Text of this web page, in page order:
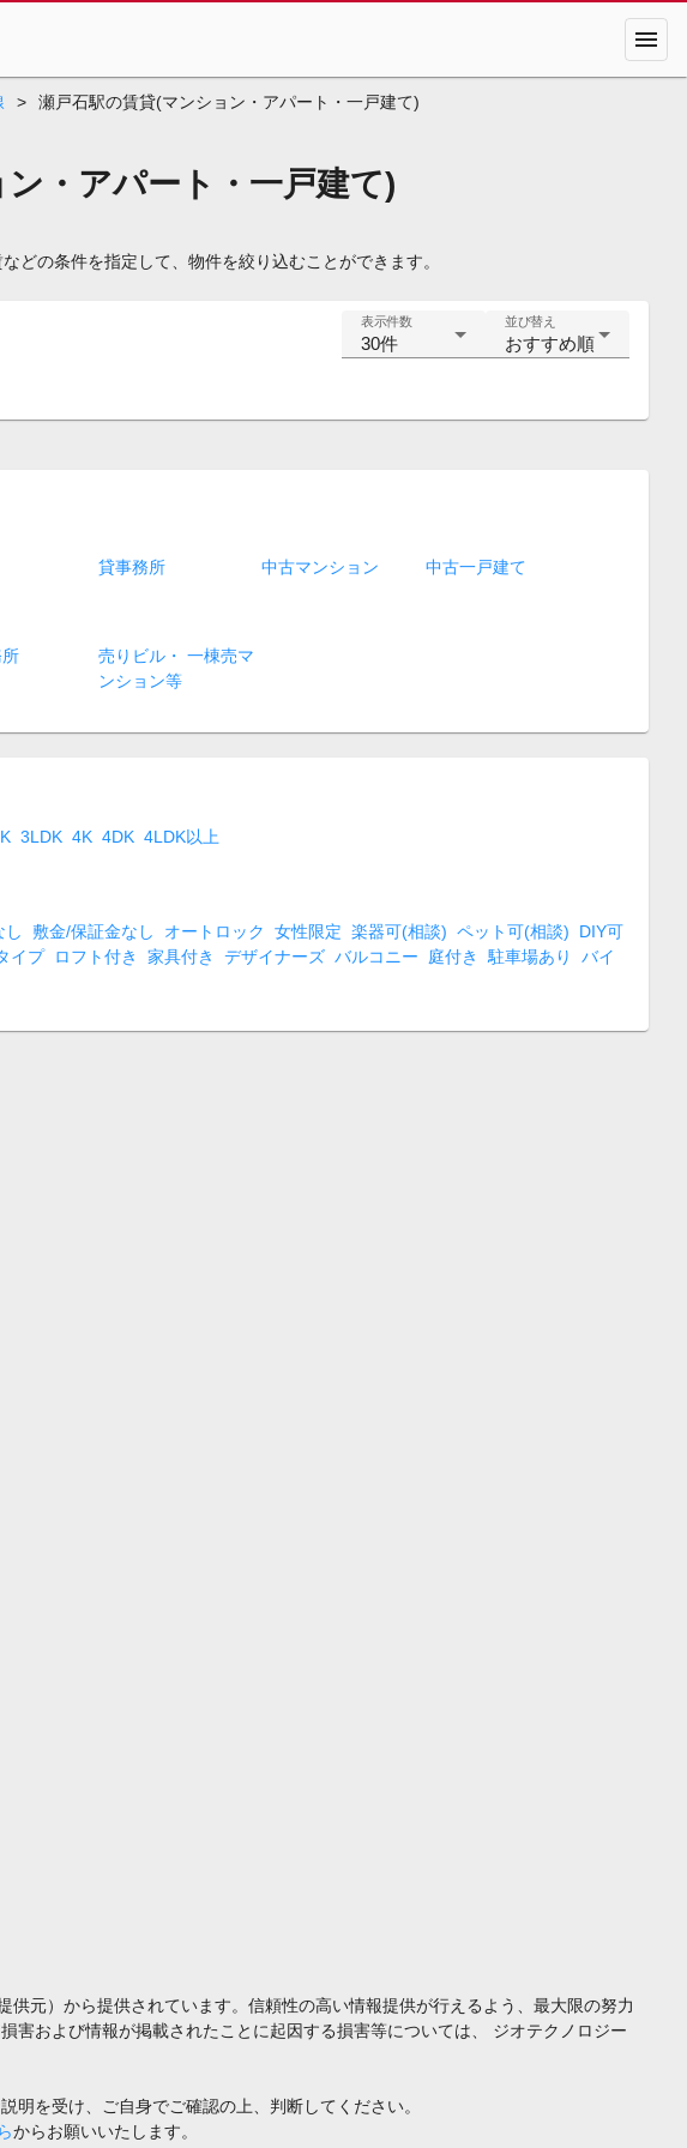
menu
> 瀬戸石駅の賃貸(マンション・アパート・一戸建て)
・アパート・一戸建て)
どの条件を指定して、物件を絞り込むことができます。
表示件数
30件
並び替え
おすすめ順
貸事務所 中古マンション 中古一戸建て
売りビル・ 一棟売マ
ンション等
3LDK 4K 4DK 4LDK以上
し 敷金/保証金なし オートロック 女性限定 楽器可(相談) ペット可(相談)
DIY可
イプ ロフト付き 家具付き デザイナーズ バルコニー 庭付き 駐車場あり
バイ
元）から提供されています。信頼性の高い情報提供が行えるよう、最大限の努力
および情報が掲載されたことに起因する損害等については、 ジオテクノロジー
を受け、ご自身でご確認の上、判断してください。
からお願いいたします。